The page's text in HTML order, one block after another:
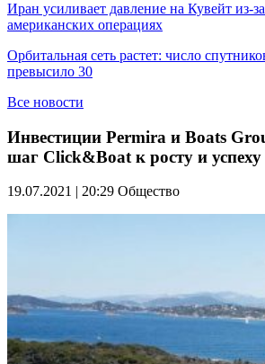
Иран усиливает давление на Кувейт из-
американских операциях
Орбитальная сеть растет: число
превысило 30
Все новости
Инвестиции Permira и Boats
шаг Click&Boat к росту и успеху
19.07.2021 | 20:29 Общество